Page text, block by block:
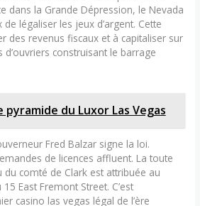
dans la Grande Dépression, le Nevada
légaliser les jeux d’argent. Cette
des revenus fiscaux et à capitaliser sur
d’ouvriers construisant le barrage
pyramide du Luxor Las Vegas
Fred Balzar signe la loi.
de licences affluent. La toute
du comté de Clark est attribuée au
East Fremont Street. C’est
casino las vegas légal de l’ère